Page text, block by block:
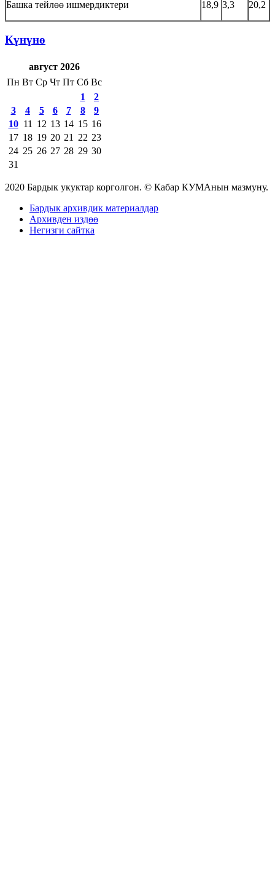
Башка тейлөө ишмердиктери 18,9 3,3 20,2
Күнүнө
август 2026
Пн Вт Ср Чт Пт Сб Вс
1
2
3
4 5 6 7 8
9
10 11 12 13 14 15 16
17 18 19 20 21 22 23
24 25 26 27 28 29 30
31
2020 Бардык укуктар корголгон. © Кабар КУМАнын мазмуну.
Бардык архивдик материалдар
Архивден издөө
Негизги сайтка